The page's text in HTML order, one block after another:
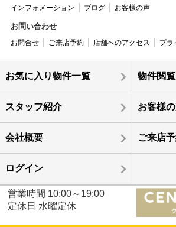
インフォメーション
ブログ お客様の声
お問い合わせ
お問合せ ご来店予約 店舗へのアクセス プラ
お気に入り物件一覧 物件閲
スタッフ紹介 お客様
会社概要 ご来店
ログイン
営業時間 10:00～19:00
定休日 水曜定休